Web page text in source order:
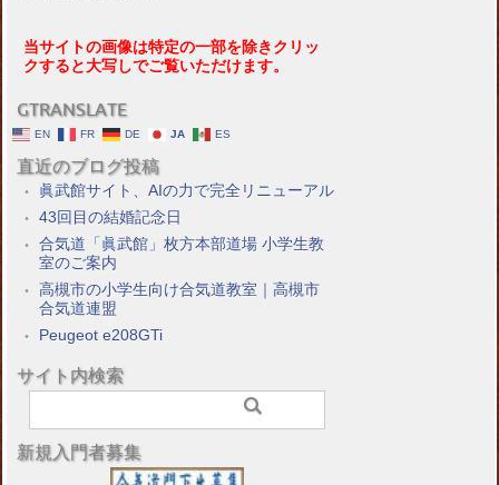
当サイトの画像は特定の一部を除きクリッ
クすると大写しでご覧いただけます。
GTRANSLATE
EN FR DE JA ES
直近のブログ投稿
眞武館サイト、AIの力で完全リニューアル
43回目の結婚記念日
合気道「眞武館」枚方本部道場 小学生教
室のご案内
高槻市の小学生向け合気道教室｜高槻市
合気道連盟
Peugeot e208GTi
サイト内検索
新規入門者募集